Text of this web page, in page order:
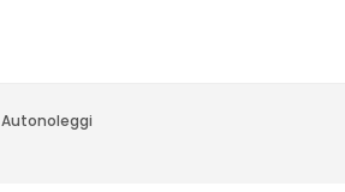
Autonoleggi